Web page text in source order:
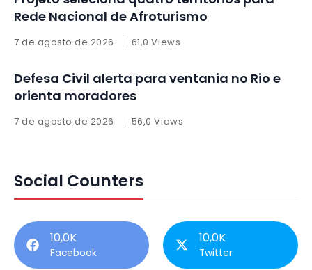
Rede Nacional de Afroturismo
7 de agosto de 2026 61,0 Views
Defesa Civil alerta para ventania no Rio e
orienta moradores
7 de agosto de 2026 56,0 Views
Social Counters
10,0K
Facebook
10,0K
Twitter